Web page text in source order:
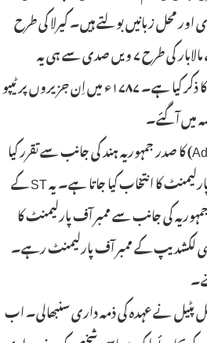
محل زبانیں بولتے ہیں۔ کیرلا کی طرح
یہاں بھی عمومی طور پر ملیالم زبان ہی سرکاری دفاتر میں استعمال ہوتی ہے۔ کیرلا کے مالابار کی طرح ۷ ویں صدی سے ہی یہ
جزیرے اسلام کے زیر اثر رہے ہیں۔ مشہور مسلم سیّاح ابن بطوطہ نے لکشدیپ کا ذکر کیا ہے۔ ۱۷۸۷ء میں اِن جزیروں پر ٹیپو
میں آگئے۔
یکم نومبر ۱۹۵۶ء میں یونین علاقہ بنائے جانے سے یہاں ایک ایڈمنسٹریٹر (Administrator) کا صدر جمہوریہ ہند کی جانب سے تقرر کیا
جاتا ہے۔ وہی علاقہ کا ہیڈ ہوتا ہے۔ لکشدیپ کے تمام جزیروں سے ایک ممبر آف پارلیمنٹ کا انتخاب کیا جاتا ہے۔ یہ ST کے
تھا بلکہ صدر جمہوریہ کی جانب سے ممبر آف پارلیمنٹ کا
کر ۲۰۰۴ء تک پی ایم سعید صاحب ہی لکشدیپ کے ممبر آف پارلیمنٹ رہے۔
تعلق رکھنے والے پرفل پٹیل نے عہدہ کی ذمہ داری سنبھالی۔ اب